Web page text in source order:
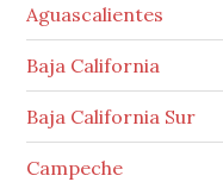
Aguascalientes
Baja California
Baja California Sur
Campeche